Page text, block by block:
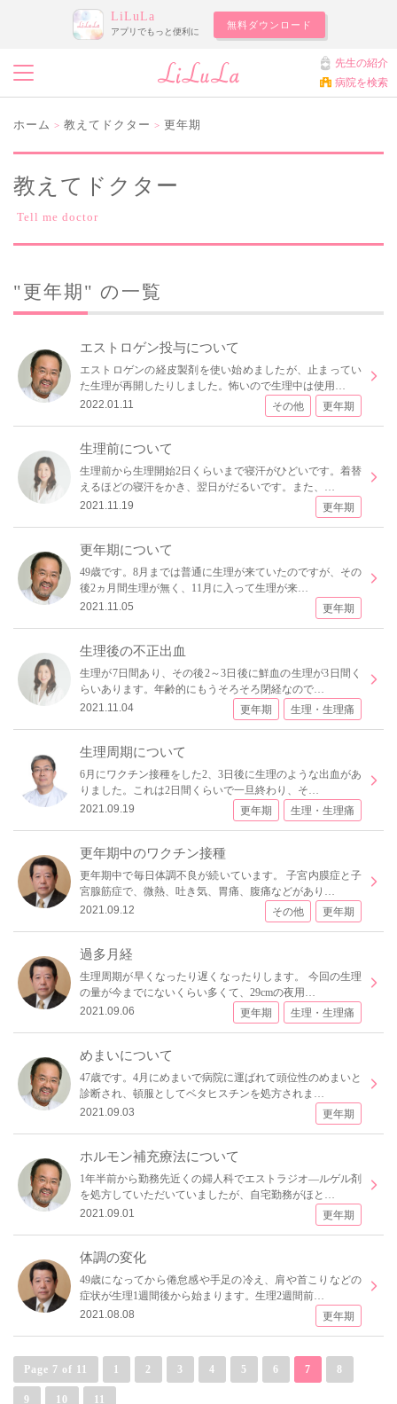
LiLuLa
アプリでもっと便利に
無料ダウンロード
先生の紹介
病院を検索
ホーム > 教えてドクター > 更年期
教えてドクター
Tell me doctor
"更年期" の一覧
エストロゲン投与について
エストロゲンの経皮製剤を使い始めましたが、止まってい
た生理が再開したりしました。怖いので生理中は使用…
2022.01.11
その他 更年期
生理前について
生理前から生理開始2日くらいまで寝汗がひどいです。着替
えるほどの寝汗をかき、翌日がだるいです。また、…
2021.11.19
更年期
更年期について
49歳です。8月までは普通に生理が来ていたのですが、その
後2ヵ月間生理が無く、11月に入って生理が来…
2021.11.05
更年期
生理後の不正出血
生理が7日間あり、その後2～3日後に鮮血の生理が3日間く
らいあります。年齢的にもうそろそろ閉経なので…
2021.11.04
更年期 生理・生理痛
生理周期について
6月にワクチン接種をした2、3日後に生理のような出血があ
りました。これは2日間くらいで一旦終わり、そ…
2021.09.19
更年期 生理・生理痛
更年期中のワクチン接種
更年期中で毎日体調不良が続いています。 子宮内膜症と子
宮腺筋症で、微熱、吐き気、胃痛、腹痛などがあり…
2021.09.12
その他 更年期
過多月経
生理周期が早くなったり遅くなったりします。 今回の生理
の量が今までにないくらい多くて、29cmの夜用…
2021.09.06
更年期 生理・生理痛
めまいについて
47歳です。4月にめまいで病院に運ばれて頭位性のめまいと
診断され、頓服としてベタヒスチンを処方されま…
2021.09.03
更年期
ホルモン補充療法について
1年半前から勤務先近くの婦人科でエストラジオ―ルゲル剤
を処方していただいていましたが、自宅勤務がほと…
2021.09.01
更年期
体調の変化
49歳になってから倦怠感や手足の冷え、肩や首こりなどの
症状が生理1週間後から始まります。生理2週間前…
2021.08.08
更年期
Page 7 of 11 1 2 3 4 5 6 7 8
9 10 11